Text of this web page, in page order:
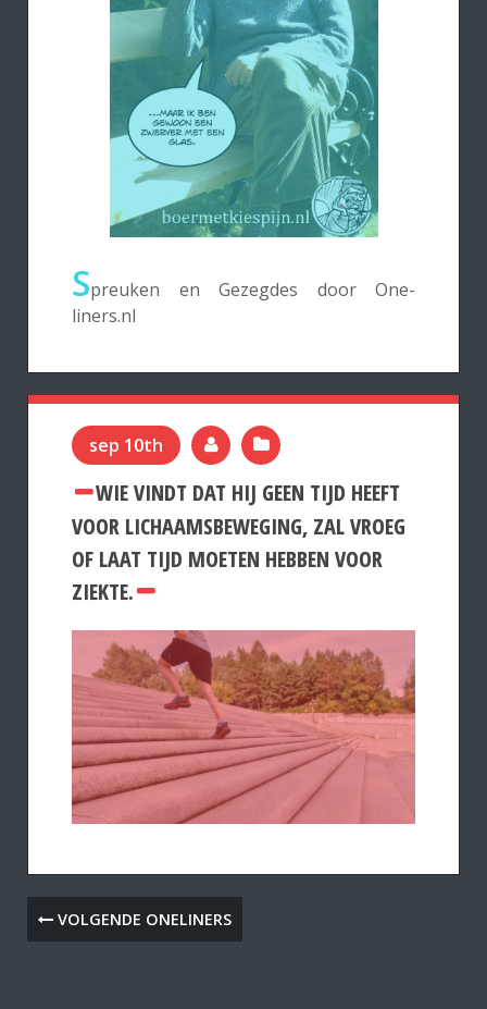
Spreuken en Gezegdes door One-
liners.nl
sep 10th
WIE VINDT DAT HIJ GEEN TIJD HEEFT
VOOR LICHAAMSBEWEGING, ZAL VROEG
OF LAAT TIJD MOETEN HEBBEN VOOR
ZIEKTE.
VOLGENDE ONELINERS